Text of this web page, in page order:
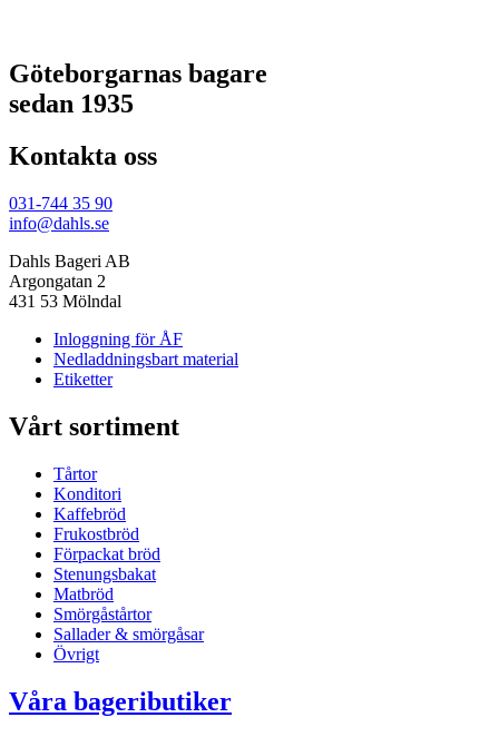
Göteborgarnas bagare
sedan 1935
Kontakta oss
031-744 35 90
info@dahls.se
Dahls Bageri AB
Argongatan 2
431 53 Mölndal
Inloggning för ÅF
Nedladdningsbart material
Etiketter
Vårt sortiment
Tårtor
Konditori
Kaffebröd
Frukostbröd
Förpackat bröd
Stenungsbakat
Matbröd
Smörgåstårtor
Sallader & smörgåsar
Övrigt
Våra bageributiker